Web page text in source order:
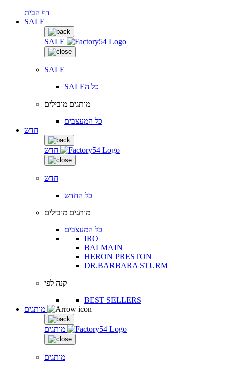
דף הבית
SALE
SALE
SALE
SALEכל ה
מותגים מובילים
כל המעצבים
חדש
חדש
חדש
כל החדש
מותגים מובילים
כל המעצבים
IRO
BALMAIN
HERON PRESTON
DR.BARBARA STURM
קנה לפי
BEST SELLERS
מותגים
מותגים